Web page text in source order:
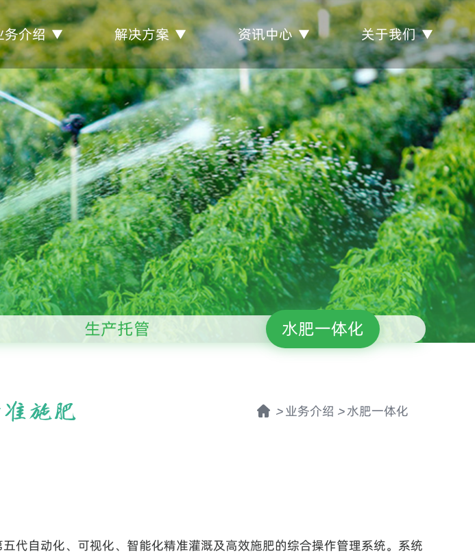
务介绍 解决方案 资讯中心 关于我们
生产托管 水肥一体化
> 业务介绍 >水肥一体化
代自动化、可视化、智能化精准灌溉及高效施肥的综合操作管理系统。系统